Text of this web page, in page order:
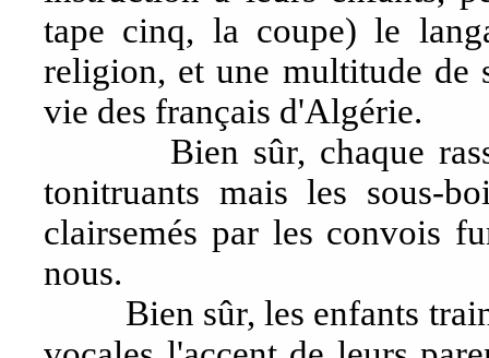
tape cinq, la coupe) le
religion, et une multitude de
vie des français d'Algérie.
Bien sûr, chaque
tonitruants mais les sous-
clairsemés par les convois
nous.
Bien sûr, les enfants